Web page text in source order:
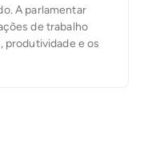
A parlamentar
de trabalho
produtividade e os